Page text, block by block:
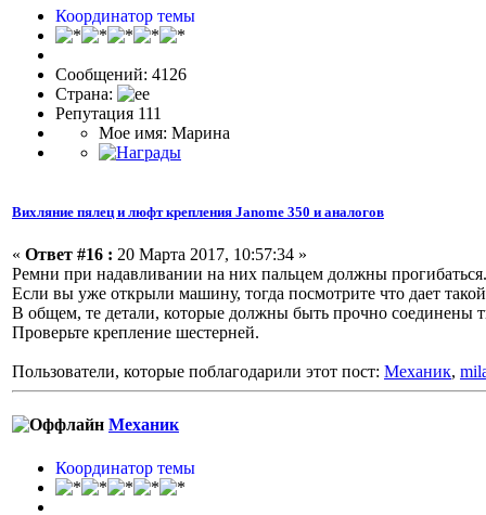
Координатор темы
Сообщений: 4126
Страна:
Репутация 111
Мое имя: Марина
Вихляние пялец и люфт крепления Janome 350 и аналогов
« Ответ #16 : 20 Марта 2017, 10:57:34 »
Ремни при надавливании на них пальцем должны
Если вы уже открыли машину, тогда посмотрите что дает
В общем, те детали, которые должны быть прочно соединены
Проверьте крепление шестерней.
Пользователи, которые поблагодарили этот пост: Механик,
Механик
Координатор темы